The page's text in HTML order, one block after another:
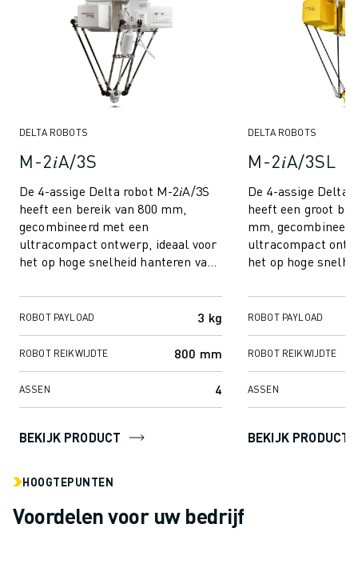
TOEPASSINGEN
ALLE TOEPASSINGEN
5-ASSIGE BEWERKING
CNC FREZEN
CNC DRAAIEN
BOREN EN TAPPEN MET HOGE SNELHEID
SPUITGIETEN
MACHINE BELADING
MATERIAL HANDLING
VERFSPUITEN
PUNTLASSEN
VISION INSPECTIE
DRAADVONKEN EDM
CASE STUDIES
CUSTOMER SERVICE
SERVICE & ONDERHOUD
SPARE PARTS
REVISIE
DIGITALE SERVICE TOOLS
DELTA ROBOTS
M-2𝑖A/3S
De 4-assige Delta robot M-2𝑖A/3S
heeft een bereik van 800 mm,
gecombineerd met een
ultracompact ontwerp, ideaal voor
het op hoge snelheid hanteren van
mensachtige v...
ROBOT PAYLOAD 3 kg
ROBOT REIKWIJDTE 800 mm
ASSEN 4
BEKIJK PRODUCT
DELTA ROBOTS
M-2𝑖A/3SL
De 4-assige Delta
heeft een groot
mm,
ultracompact
het op hoge
mensa...
ROBOT PAYLOAD
ROBOT REIKWIJDTE
ASSEN
BEKIJK PRODUCT
HOOGTEPUNTEN
Voordelen voor uw bedrijf